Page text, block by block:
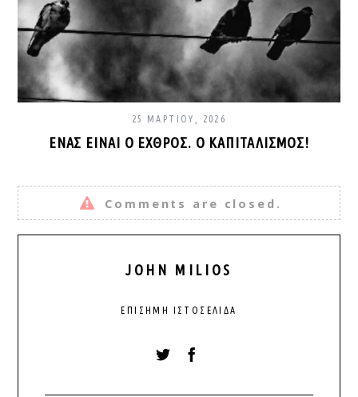
25 ΜΑΡΤΊΟΥ, 2026
ΈΝΑΣ ΕΊΝΑΙ Ο ΕΧΘΡΌΣ. Ο ΚΑΠΙΤΑΛΙΣΜΌΣ!
Comments are closed.
JOHN MILIOS
ΕΠΊΣΗΜΗ ΙΣΤΟΣΕΛΊΔΑ